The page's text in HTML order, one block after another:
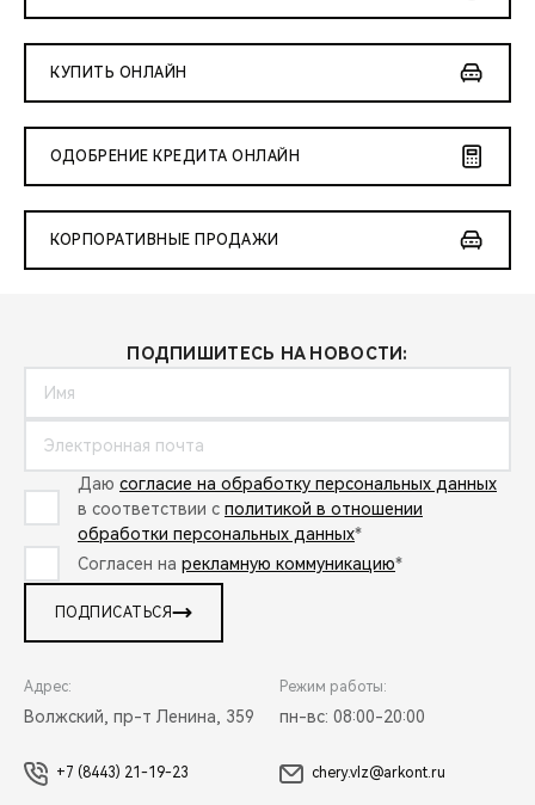
КУПИТЬ ОНЛАЙН
ОДОБРЕНИЕ КРЕДИТА ОНЛАЙН
КОРПОРАТИВНЫЕ ПРОДАЖИ
ПОДПИШИТЕСЬ НА НОВОСТИ:
Даю согласие на обработку персональных данных
в соответствии с политикой в отношении
обработки персональных данных*
Согласен на рекламную коммуникацию*
ПОДПИСАТЬСЯ
Адрес:
Волжский, пр-т Ленина, 359
Режим работы:
пн-вс: 08:00-20:00
+7 (8443) 21-19-23 chery.vlz@arkont.ru